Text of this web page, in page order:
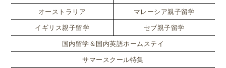
とお願いされることもしばしばでしたよ。
オーストラリア マレーシア親子留学
イギリス親子留学 セブ親子留学
国内留学＆国内英語ホームステイ
サマースクール特集